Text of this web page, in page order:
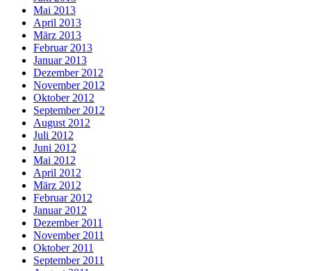
Mai 2013
April 2013
März 2013
Februar 2013
Januar 2013
Dezember 2012
November 2012
Oktober 2012
September 2012
August 2012
Juli 2012
Juni 2012
Mai 2012
April 2012
März 2012
Februar 2012
Januar 2012
Dezember 2011
November 2011
Oktober 2011
September 2011